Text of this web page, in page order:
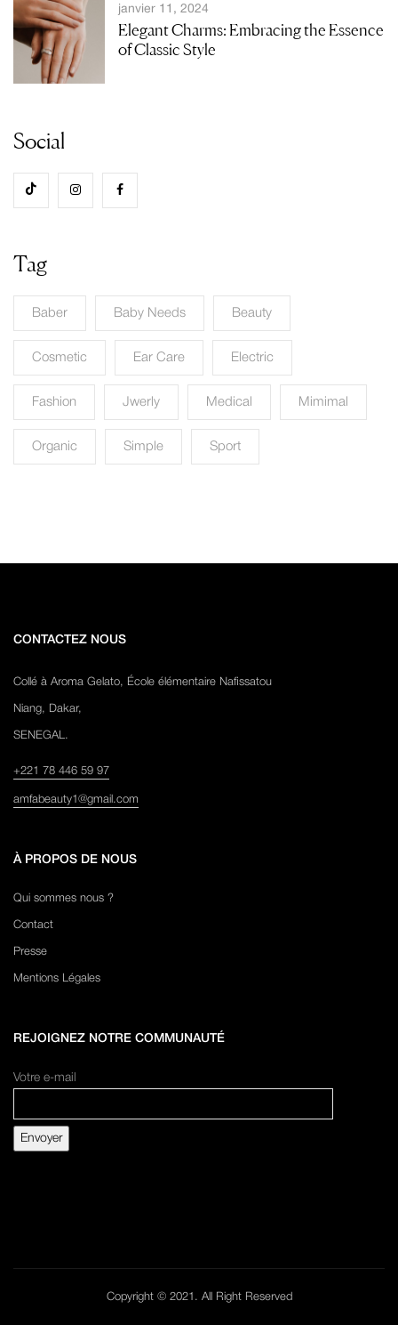
janvier 11, 2024
Elegant Charms: Embracing the Essence
of Classic Style
Social
Tag
Baber Baby Needs Beauty
Cosmetic Ear Care Electric
Fashion Jwerly Medical Mimimal
Organic Simple Sport
CONTACTEZ NOUS
Collé à Aroma Gelato, École élémentaire Nafissatou
Niang, Dakar,
SENEGAL.
+221 78 446 59 97
amfabeauty1@gmail.com
À PROPOS DE NOUS
Qui sommes nous ?
Contact
Presse
Mentions Légales
REJOIGNEZ NOTRE COMMUNAUTÉ
Votre e-mail
Copyright © 2021. All Right Reserved